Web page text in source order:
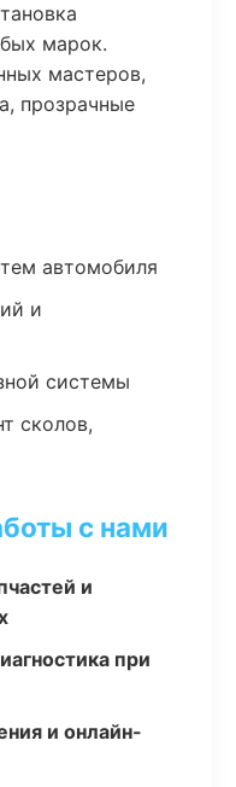
марок.
мастеров,
прозрачные
автомобиля
и
системы
сколов,
с нами
и
при
и онлайн-